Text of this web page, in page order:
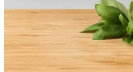
IKEA'nın 16 cm paslanmaz çelik mutfak
ergonomik tasarımıyla mutfakta kesim
Renkli ve kullanışlı bu araç, sağ ve
seçimdir.
IKEA KVALIFICERA ve
En İyi Makas Karşılaştırması